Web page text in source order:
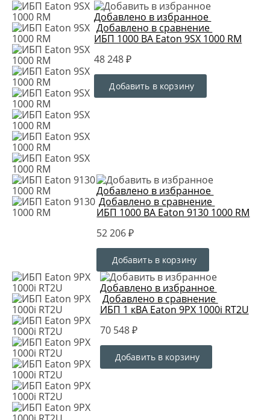
Добавлено в избранное
Добавлено в сравнение
ИБП 1000 ВА Eaton 9SX 1000 RM
48 248 ₽
Добавить в корзину
Добавлено в избранное
Добавлено в сравнение
ИБП 1000 ВА Eaton 9130 1000 RM
52 206 ₽
Добавить в корзину
Добавлено в избранное
Добавлено в сравнение
ИБП 1 кВА Eaton 9PX 1000i RT2U
70 548 ₽
Добавить в корзину